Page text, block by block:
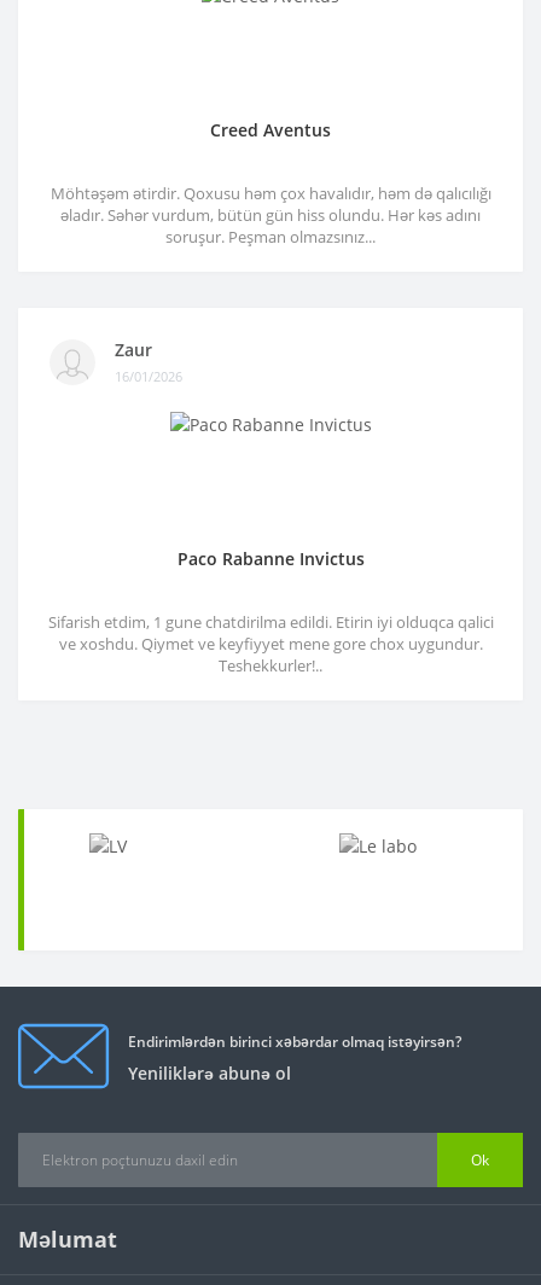
Creed Aventus
Möhtəşəm ətirdir. Qoxusu həm çox havalıdır, həm də qalıcılığı
əladır. Səhər vurdum, bütün gün hiss olundu. Hər kəs adını
soruşur. Peşman olmazsınız...
Zaur
16/01/2026
Paco Rabanne Invictus
Sifarish etdim, 1 gune chatdirilma edildi. Etirin iyi olduqca qalici
ve xoshdu. Qiymet ve keyfiyyet mene gore chox uygundur.
Teshekkurler!..
Endirimlərdən birinci xəbərdar olmaq istəyirsən?
Yeniliklərə abunə ol
Ok
Məlumat